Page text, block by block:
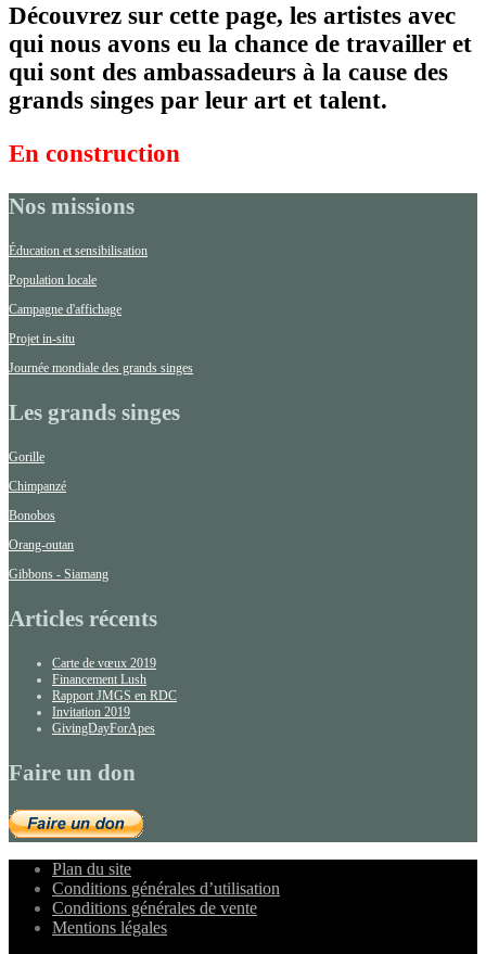
Découvrez sur cette page, les artistes avec
qui nous avons eu la chance de travailler et
qui sont des ambassadeurs à la cause des
grands singes par leur art et talent.
En construction
Nos missions
Éducation et sensibilisation
Population locale
Campagne d'affichage
Projet in-situ
Journée mondiale des grands singes
Les grands singes
Gorille
Chimpanzé
Bonobos
Orang-outan
Gibbons - Siamang
Articles récents
Carte de vœux 2019
Financement Lush
Rapport JMGS en RDC
Invitation 2019
GivingDayForApes
Faire un don
Plan du site
Conditions générales d’utilisation
Conditions générales de vente
Mentions légales